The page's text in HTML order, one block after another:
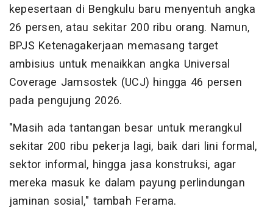
kepesertaan di Bengkulu baru menyentuh angka
26 persen, atau sekitar 200 ribu orang. Namun,
BPJS Ketenagakerjaan memasang target
ambisius untuk menaikkan angka Universal
Coverage Jamsostek (UCJ) hingga 46 persen
pada pengujung 2026.
"Masih ada tantangan besar untuk merangkul
sekitar 200 ribu pekerja lagi, baik dari lini formal,
sektor informal, hingga jasa konstruksi, agar
mereka masuk ke dalam payung perlindungan
jaminan sosial," tambah Ferama.